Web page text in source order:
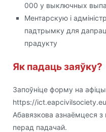
000 у выключных
Ментарскую і
падтрымку для
прадукту
Як падаць заяўку?
Запоўніце форму на
https://
Абавязкова азнаёмцеся з
перад падачай.